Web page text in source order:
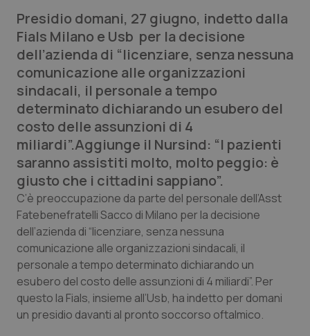
Lettere al direttore
Edizioni Regionali
QS Pro
Professionisti Sanitari.AI
Abruzzo
Basilicata
Calabria
Campania
Emilia-Romagna
QS Pro Gold
Artrite & artrosi
Asma & BPCO
Car-T
Colesterolo & coronaropatie
QS Club Newsletter
Presidio domani, 27 giugno, indetto dalla
Fials Milano e Usb per la decisione
dell’azienda di “licenziare, senza nessuna
comunicazione alle organizzazioni
sindacali, il personale a tempo
determinato dichiarando un esubero del
costo delle assunzioni di 4
miliardi”.Aggiunge il Nursind: “I pazienti
saranno assistiti molto, molto peggio: è
giusto che i cittadini sappiano”.
C’è preoccupazione da parte del personale dell’Asst
Fatebenefratelli Sacco di Milano per la decisione
dell’azienda di “licenziare, senza nessuna
comunicazione alle organizzazioni sindacali, il
personale a tempo determinato dichiarando un
esubero del costo delle assunzioni di 4 miliardi”. Per
questo la Fials, insieme all’Usb, ha indetto per domani
un presidio davanti al pronto soccorso oftalmico.